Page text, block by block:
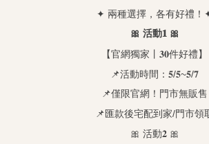
✦ 兩種選擇，各有好禮！
🎀 活動𝟏🎀
【官網獨家丨 𝟑𝟎件好禮】
📌活動時間： 𝟓/𝟓~𝟓/𝟕
📌僅限官網！門市無販售
📌 匯款後宅配到家/門市領
🎀 活動𝟐🎀